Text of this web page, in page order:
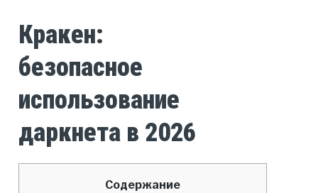
Кракен:
безопасное
использование
даркнета в 2026
Содержание